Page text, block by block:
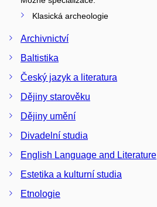
Klasická archeologie
Archivnictví
Baltistika
Český jazyk a literatura
Dějiny starověku
Dějiny umění
Divadelní studia
English Language and Literature
Estetika a kulturní studia
Etnologie